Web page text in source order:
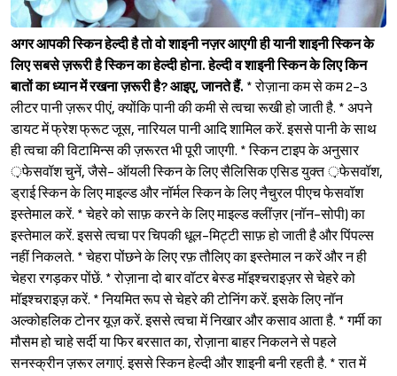
Sign in
अगर आपकी स्किन हेल्दी है तो वो शाइनी नज़र आएगी ही यानी शाइनी स्किन के
लिए सबसे ज़रूरी है स्किन का हेल्दी होना. हेल्दी व शाइनी स्किन के लिए किन
बातों का ध्यान में रखना ज़रूरी है? आइए, जानते हैं. * रोज़ाना कम से कम 2-3
लीटर पानी ज़रूर पीएं, क्योंकि पानी की कमी से त्वचा रूखी हो जाती है. * अपने
डायट में फ्रेश फ्रूट जूस, नारियल पानी आदि शामिल करें. इससे पानी के साथ
ही त्वचा की विटामिन्स की ज़रूरत भी पूरी जाएगी. * स्किन टाइप के अनुसार
़फेसवॉश चुनें, जैसे- ऑयली स्किन के लिए सैलिसिक एसिड युक्त ़फेसवॉश,
ड्राई स्किन के लिए माइल्ड और नॉर्मल स्किन के लिए नैचुरल पीएच फेसवॉश
इस्तेमाल करें. * चेहरे को साफ़ करने के लिए माइल्ड क्लींज़र (नॉन-सोपी) का
इस्तेमाल करें. इससे त्वचा पर चिपकी धूल-मिट्टी साफ़ हो जाती है और पिंपल्स
नहीं निकलते. * चेहरा पोंछने के लिए रफ़ तौलिए का इस्तेमाल न करें और न ही
चेहरा रगड़कर पोंछें. * रोज़ाना दो बार वॉटर बेस्ड मॉइश्‍चराइज़र से चेहरे को
मॉइश्‍चराइज़ करें. * नियमित रूप से चेहरे की टोनिंग करें. इसके लिए नॉन
अल्कोहलिक टोनर यूज़ करें. इससे त्वचा में निखार और कसाव आता है. * गर्मी का
मौसम हो चाहे सर्दी या फिर बरसात का, रोेज़ाना बाहर निकलने से पहले
सनस्क्रीन ज़रूर लगाएं. इससे स्किन हेल्दी और शाइनी बनी रहती है. * रात में